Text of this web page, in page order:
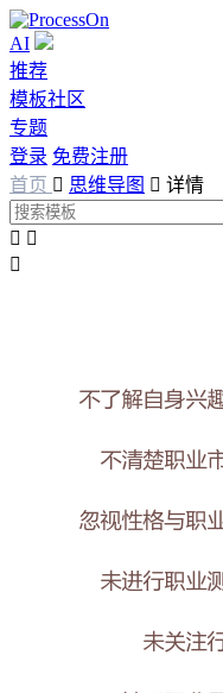
AI
推荐
模板社区
专题
登录 免费注册
首页  思维导图  详情
 
